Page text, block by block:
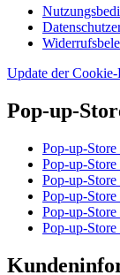
Update der Cookie-
Pop-up-
Pop-up-
Pop-up-
Pop-up-
Pop-up-
Pop-up-
Pop-up-